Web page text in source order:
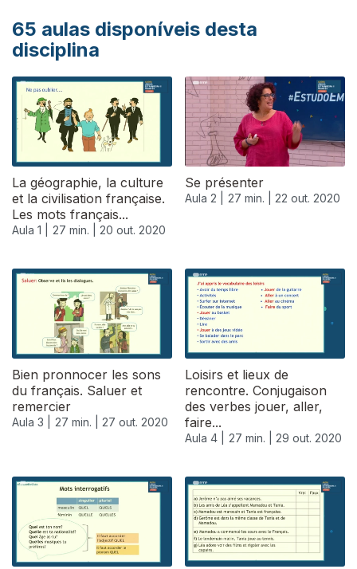
65 aulas disponíveis desta
disciplina
La géographie, la culture
et la civilisation française.
Les mots français...
Aula 1 | 27 min. | 20 out. 2020
Se présenter
Aula 2 | 27 min. | 22 out. 2020
Bien pronnocer les sons
du français. Saluer et
remercier
Aula 3 | 27 min. | 27 out. 2020
Loisirs et lieux de
rencontre. Conjugaison
des verbes jouer, aller,
faire...
Aula 4 | 27 min. | 29 out. 2020